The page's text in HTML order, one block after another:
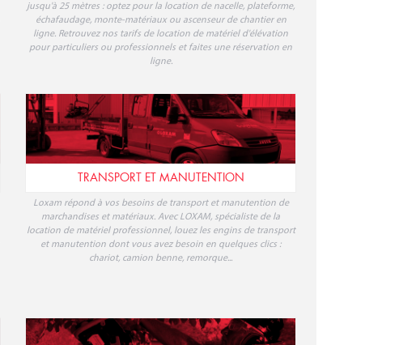
jusqu'à 25 mètres : optez pour la location de nacelle, plateforme,
échafaudage, monte-matériaux ou ascenseur de chantier en
ligne. Retrouvez nos tarifs de location de matériel d'élévation
pour particuliers ou professionnels et faites une réservation en
ligne.
TRANSPORT ET MANUTENTION
Loxam répond à vos besoins de transport et manutention de
marchandises et matériaux. Avec LOXAM, spécialiste de la
location de matériel professionnel, louez les engins de transport
et manutention dont vous avez besoin en quelques clics :
chariot, camion benne, remorque...